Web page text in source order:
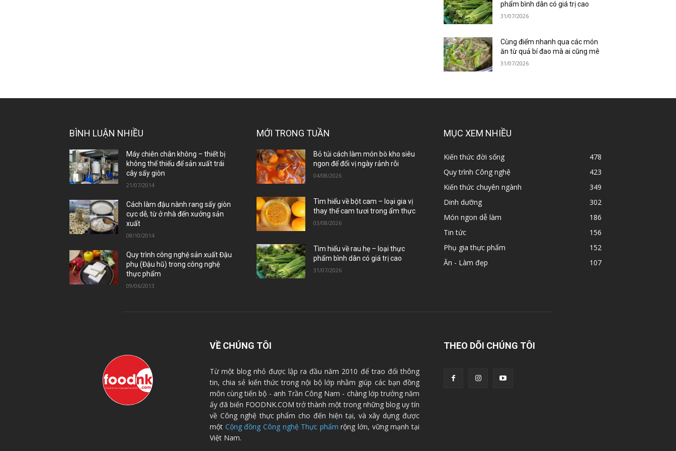
phẩm bình dân có giá trị cao
31/07/2026
Cùng điểm nhanh qua các món
ăn từ quả bí đao mà ai cũng mê
31/07/2026
BÌNH LUẬN NHIỀU
Máy chiên chân không – thiết bị
không thể thiếu để sản xuất trái
cây sấy giòn
21/07/2014
Cách làm đậu nành rang sấy giòn
cực dễ, từ ở nhà đến xưởng sản
xuất
08/10/2014
Quy trình công nghệ sản xuất Đậu
phụ (Đậu hũ) trong công nghệ
thực phẩm
09/06/2013
MỚI TRONG TUẦN
Bỏ túi cách làm món bò kho siêu
ngon để đổi vị ngày rảnh rỗi
04/08/2026
Tìm hiểu về bột cam – loại gia vị
thay thế cam tươi trong ẩm thực
03/08/2026
Tìm hiểu về rau hẹ – loại thực
phẩm bình dân có giá trị cao
31/07/2026
MỤC XEM NHIỀU
Kiến thức đời sống
478
Quy trình Công nghệ
423
Kiến thức chuyên ngành
349
Dinh dưỡng
302
Món ngon dễ làm
186
Tin tức
156
Phụ gia thực phẩm
152
Ăn - Làm đẹp
107
VỀ CHÚNG TÔI
Từ một blog nhỏ được lập ra đầu năm 2010 để trao đổi thông
tin, chia sẻ kiến thức trong nội bộ lớp nhằm giúp các bạn đồng
môn cùng tiến bộ - anh Trần Công Nam - chàng lớp trưởng năm
ấy đã biến FOODNK.COM trở thành một trong những blog uy tín
về Công nghệ thực phẩm cho đến hiện tại, và xây dựng được
một Cộng đồng Công nghệ Thực phẩm rộng lớn, vững mạnh tại
Việt Nam.
THEO DÕI CHÚNG TÔI